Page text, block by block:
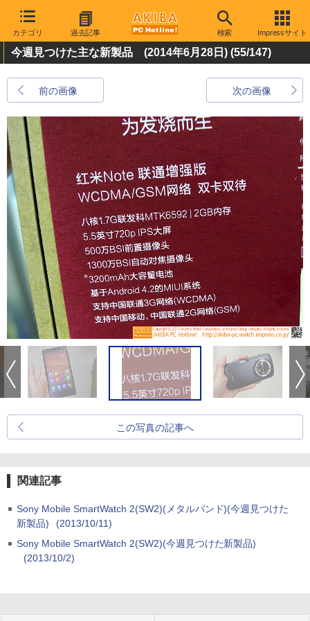
カテゴリ 過去記事 検索 Impressサイト
今週見つけた主な新製品 (2014年6月28日) (55/147)
前の画像 次の画像
この写真の記事へ
関連記事
Sony Mobile SmartWatch 2(SW2)(メタルバンド)(今週見つけた
新製品)
(2013/10/11)
Sony Mobile SmartWatch 2(SW2)(今週見つけた新製品)
(2013/10/2)